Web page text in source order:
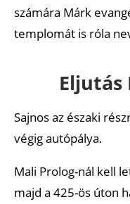
számára Márk
templomát is róla
Sajnos az északi
végig autópálya.
Mali Prolog-nál kell
majd a 425-ös úton